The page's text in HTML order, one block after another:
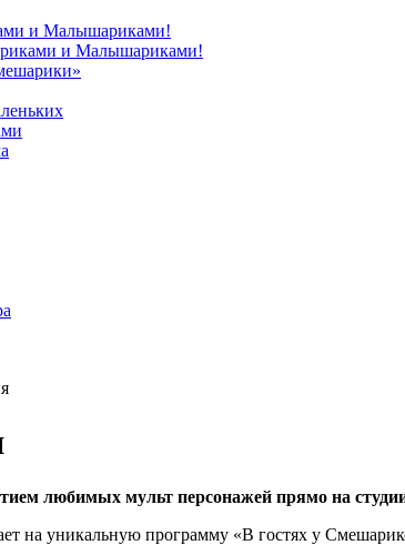
и Малышариками!
и Малышариками!
любимых мульт персонажей прямо на
на уникальную программу «В гостях у